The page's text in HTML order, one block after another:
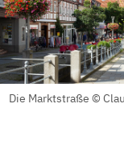
Die Marktstraße ©